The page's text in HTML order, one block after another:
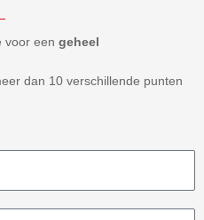
voor een geheel
dan 10 verschillende punten